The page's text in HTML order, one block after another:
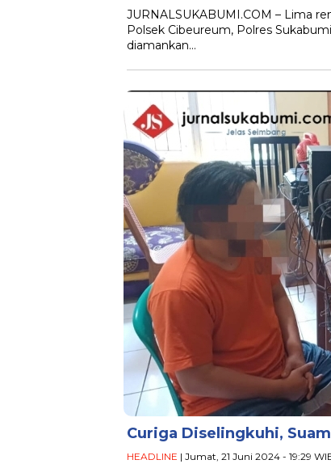
JURNALSUKABUMI.COM – Lima
Polsek Cibeureum, Polres
diamankan…
Curiga Diselingkuhi,
HEADLINE | Jumat, 21 Juni 2024 - 19:29